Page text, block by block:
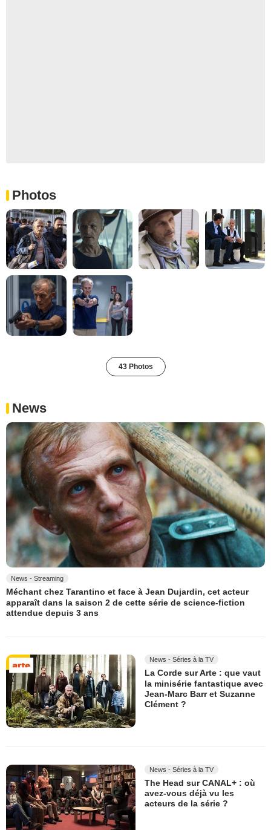
Photos
43 Photos
News
News - Streaming
Méchant chez Tarantino et face à Jean Dujardin, cet acteur
apparaît dans la saison 2 de cette série de science-fiction
attendue depuis 3 ans
News - Séries à la TV
La Corde sur Arte : que vaut
la minisérie fantastique avec
Jean-Marc Barr et Suzanne
Clément ?
News - Séries à la TV
The Head sur CANAL+ : où
avez-vous déjà vu les
acteurs de la série ?